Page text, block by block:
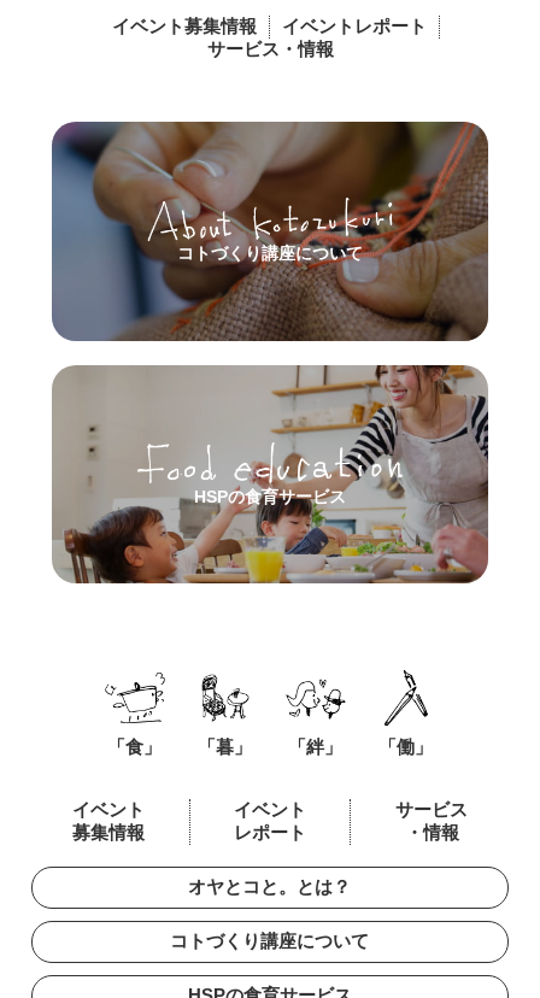
イベント募集情報
イベントレポート
サービス・情報
コトづくり講座について
HSPの食育サービス
「食」 「暮」 「絆」 「働」
イベント
募集情報
イベント
レポート
サービス
・情報
オヤとコと。とは？
コトづくり講座について